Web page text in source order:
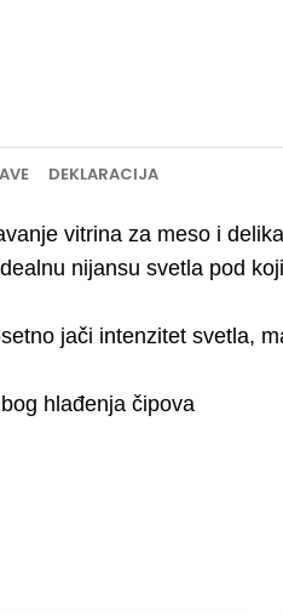
DEKLARACIJA
vitrina za meso i
nijansu svetla pod
jači intenzitet svetla,
hlađenja čipova